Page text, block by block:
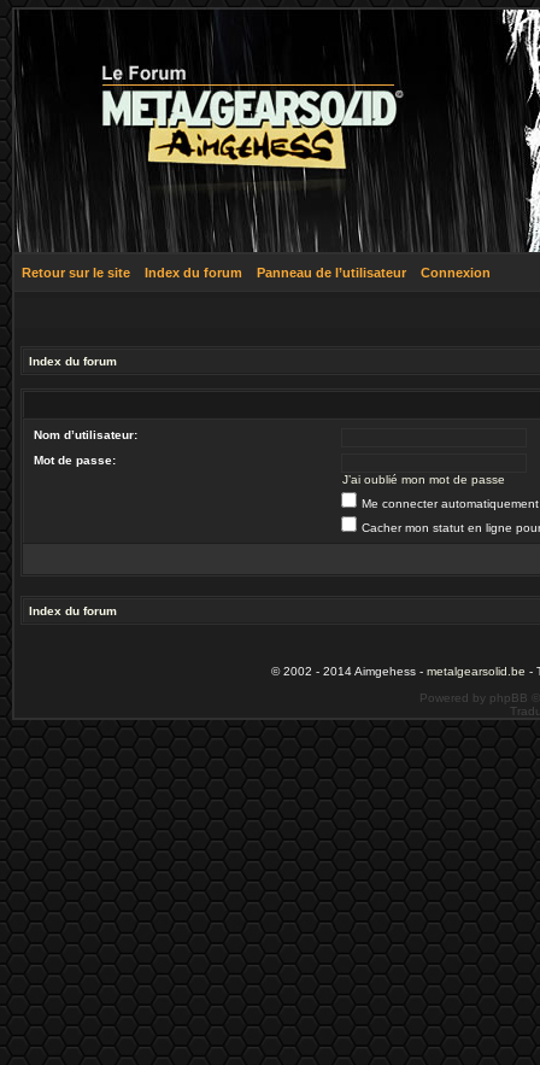
Retour sur le site Index du forum Panneau de l’utilisateur Connexion
Index du forum
Nom d’utilisateur:
Mot de passe:
J’ai oublié mon mot de passe
Me connecter
Cacher mon statut en ligne
Index du forum
© 2002 - 2014 Aimgehess - metalgearsolid.be -
Powered by phpBB